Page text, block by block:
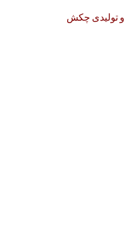
تولیدی چکش